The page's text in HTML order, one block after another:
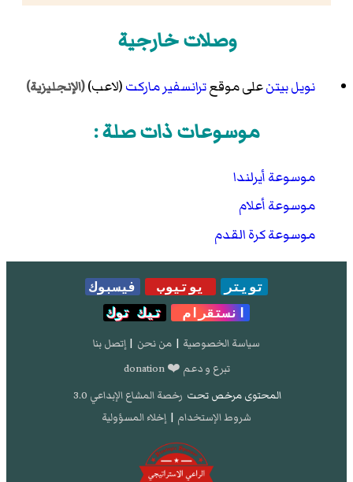
وصلات خارجية
نويل بيتنعلى موقعترانسفير ماركت(لاعب)(الإنجليزية)
موسوعات ذات صلة :
موسوعة أيرلندا
موسوعة أعلام
موسوعة كرة القدم
تويتر يوتيوب
فيسبوك
انستقرام
تيك توك
سياسة الخصوصية | من نحن | إتصل بنا
تبرع و دعم ❤️ donation
المحتوى مرخص تحت رخصة المشاع الإبداعي 3.0
شروط الإستخدام | إخلاء المسؤولية